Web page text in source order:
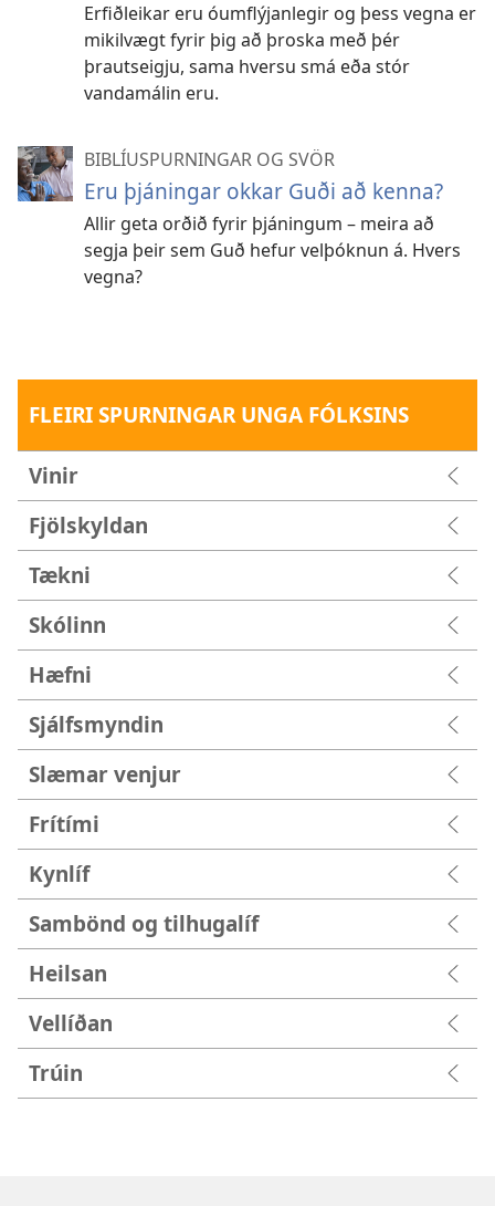
Erfiðleikar eru óumflýjanlegir og þess vegna er
mikilvægt fyrir þig að þroska með þér
þrautseigju, sama hversu smá eða stór
vandamálin eru.
BIBLÍUSPURNINGAR OG SVÖR
Eru þjáningar okkar Guði að kenna?
Allir geta orðið fyrir þjáningum – meira að
segja þeir sem Guð hefur velþóknun á. Hvers
vegna?
FLEIRI SPURNINGAR UNGA FÓLKSINS
Vinir
Fjölskyldan
Tækni
Skólinn
Hæfni
Sjálfsmyndin
Slæmar venjur
Frítími
Kynlíf
Sambönd og tilhugalíf
Heilsan
Vellíðan
Trúin